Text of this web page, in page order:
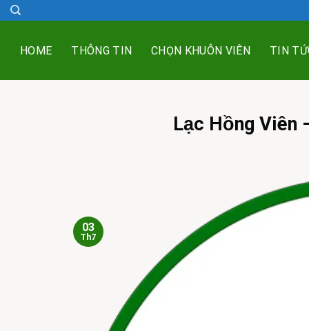
Skip
to
HOME THÔNG TIN CHỌN KHUÔN VIÊN TIN
Lạc Hồng Viên
03
Th7